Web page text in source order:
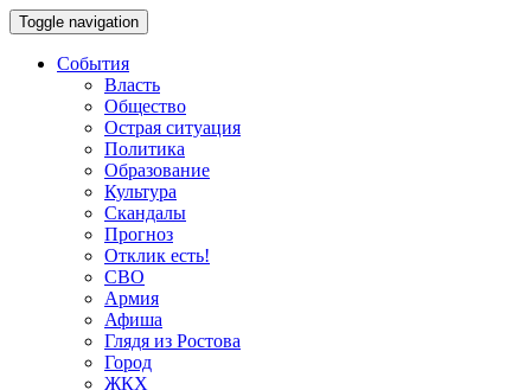
Toggle navigation
События
Власть
Общество
Острая ситуация
Политика
Образование
Культура
Скандалы
Прогноз
Отклик есть!
СВО
Армия
Афиша
Глядя из Ростова
Город
ЖКХ